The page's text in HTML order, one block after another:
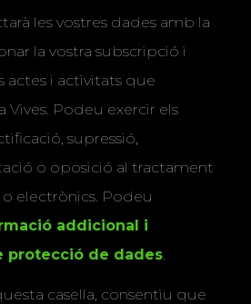
les vostres dades amb la
la vostra subscripció i
actes i activitats que
Vives. Podeu exercir els
supressió,
o oposició al tractament
electrònics. Podeu
addicional i
protecció de dades
casella, consentiu que